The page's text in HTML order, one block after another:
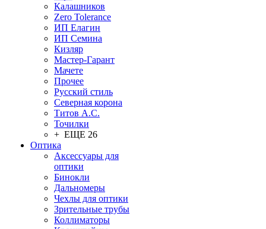
Калашников
Zero Tolerance
ИП Елагин
ИП Семина
Кизляр
Мастер-Гарант
Мачете
Прочее
Русский стиль
Северная корона
Титов А.С.
Точилки
+ ЕЩЕ 26
Оптика
Аксессуары для
оптики
Бинокли
Дальномеры
Чехлы для оптики
Зрительные трубы
Коллиматоры